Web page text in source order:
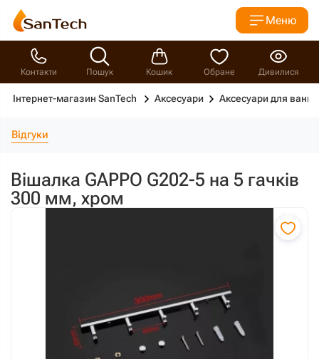
Меню
Контакти Пошук Кошик Обране Дивилися
Інтернет-магазин SanTech Аксесуари Аксесуари для
Відгуки
Вішалка GAPPO G202-5 на 5 гачків
300 мм, хром